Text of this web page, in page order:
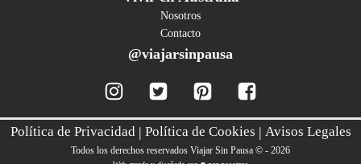
Nosotros
Contacto
@viajarsinpausa
Política de Privacidad | Política de Cookies | Avisos Legales
Todos los derechos reservados Viajar Sin Pausa © - 2026